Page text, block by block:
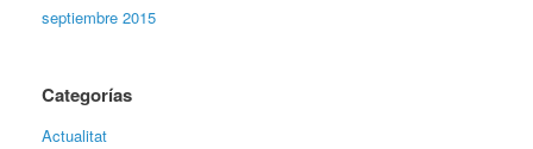
septiembre 2015
Categorías
Actualitat